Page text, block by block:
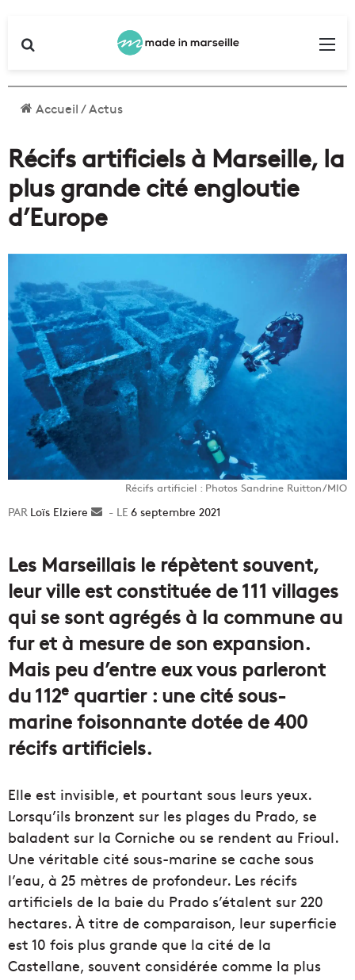
Accueil/Actus
Récifs artificiels à Marseille, la
plus grande cité engloutie
d’Europe
Récifs artificiel : Photos Sandrine Ruitton/MIO
Loïs Elziere
Envoyer6 septembre 2021
Les Marseillais le répètent souvent,
leur ville est constituée de 111 villages
qui se sont agrégés à la commune au
fur et à mesure de son expansion.
Mais peu d’entre eux vous parleront
du 112e quartier : une cité sous-
marine foisonnante dotée de400
récifs artificiels.
Elle est invisible, et pourtant sous leurs yeux.
Lorsqu’ils bronzent sur les plages du Prado, se
baladent sur la Corniche ou se rendent au Frioul.
Une véritable cité sous-marine se cache sous
l’eau, à 25 mètres de profondeur. Les récifs
artificiels de la baie du Prado s’étalent sur 220
hectares. À titre de comparaison, leur superficie
est 10 fois plus grande que la cité de la
Castellane, souvent considérée comme la plus